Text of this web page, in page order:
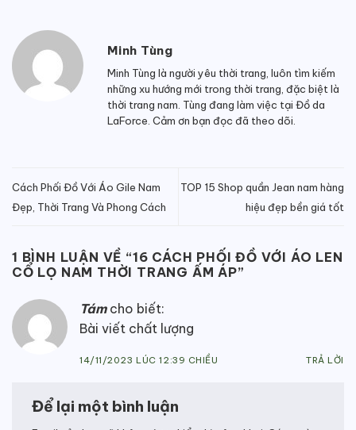
Minh Tùng
Minh Tùng là người yêu thời trang, luôn tìm kiếm
những xu hướng mới trong thời trang, đặc biệt là
thời trang nam. Tùng đang làm việc tại Đồ da
LaForce. Cảm ơn bạn đọc đã theo dõi.
Cách Phối Đồ Với Áo Gile Nam
Đẹp, Thời Trang Và Phong Cách
TOP 15 Shop quần Jean nam hàng
hiệu đẹp bền giá tốt
1 BÌNH LUẬN VỀ “16 CÁCH PHỐI ĐỒ VỚI ÁO LEN
CỔ LỌ NAM THỜI TRANG ẤM ÁP”
Tám cho biết:
Bài viết chất lượng
14/11/2023 LÚC 12:39 CHIỀU TRẢ LỜI
Để lại một bình luận